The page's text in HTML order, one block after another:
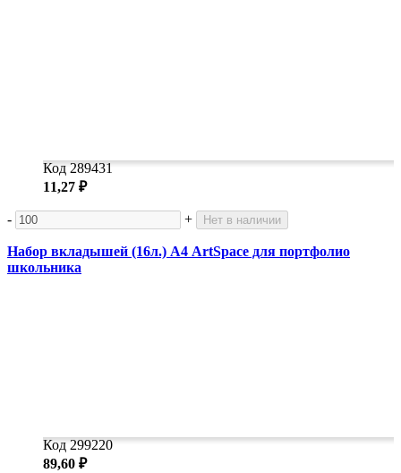
Код 289431
11,27 ₽
- + Нет в наличии
Набор вкладышей (16л.) А4 ArtSpace для портфолио
школьника
Код 299220
89,60 ₽